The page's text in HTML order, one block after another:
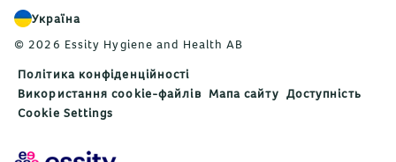
Україна
© 2026 Essity Hygiene and Health AB
Політика конфіденційності
Використання cookie-файлів Мапа сайту Доступність
Cookie Settings